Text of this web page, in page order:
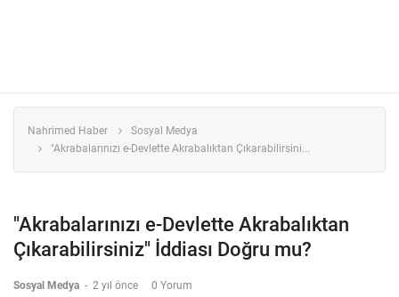
Nahrimed Haber
Sosyal Medya
"Akrabalarınızı e-Devlette Akrabalıktan Çıkarabilirsini...
"Akrabalarınızı e-Devlette Akrabalıktan
Çıkarabilirsiniz" İddiası Doğru mu?
Sosyal Medya - 2 yıl önce 0 Yorum